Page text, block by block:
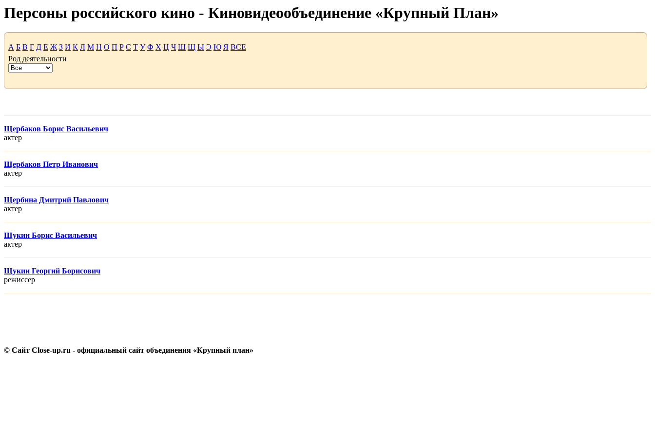
Персоны российского кино - Киновидеообъединение «Крупный План»
А Б В Г Д Е Ж З И К Л М Н О П Р С Т У Ф Х Ц Ч Ш Щ Ы Э Ю Я ВСЕ
Род деятельности
Щербаков Борис Васильевич
актер
Щербаков Петр Иванович
актер
Щербина Дмитрий Павлович
актер
Щукин Борис Васильевич
актер
Щукин Георгий Борисович
режисcер
© Сайт Close-up.ru - официальный сайт объединения «Крупный план»